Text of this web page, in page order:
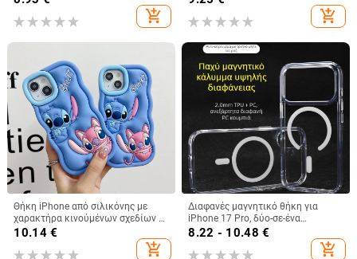
add_shopping_cart add_shopping_cart
Θήκη iPhone από σιλικόνης με
χαρακτήρα κινούμένων σχεδίων –
προστασία από πτώσεις, ματ
φινίρισμα, συμβατή με iPhone
11/12/13/14 σειρά (Pro/Max)
10.14€
add_shopping_cart
Διαφανές μαγνητικό θήκη για
iPhone 17 Pro, δύο-σε-ένα
προστατευτικό κάλυμμα με
παχύτερο πλαίσιο και μεγάλο
άνοιγμα
8.22 - 10.48 €
add_shopping_cart